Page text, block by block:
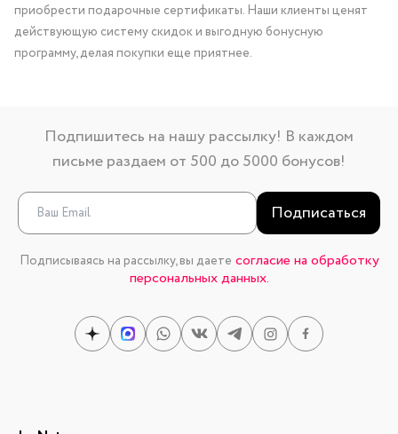
приобрести подарочные сертификаты. Наши клиенты ценят
действующую систему скидок и выгодную бонусную
программу, делая покупки еще приятнее.
Подпишитесь на нашу рассылку! В каждом
письме раздаем от 500 до 5000 бонусов!
Подписаться
Подписываясь на рассылку, вы даете согласие на обработку
персональных данных.